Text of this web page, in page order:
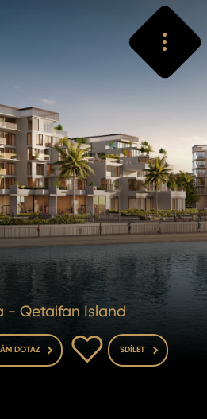
- Qetaifan Island
DOTAZ
DO OBLÍBENÝCH
SDÍLET